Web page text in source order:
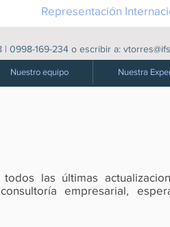
Nuestro equipo Nuestra
| 0998-169-234 o escribir a:
Representación
las últimas
empresarial,